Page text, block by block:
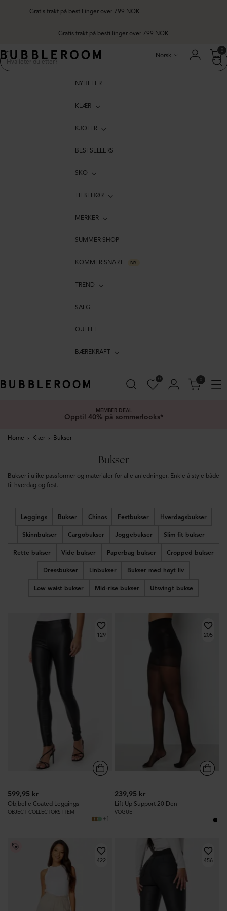
Gratis frakt på bestillinger over 799 NOK
Gratis frakt på bestillinger over 799 NOK
Norsk
0
NYHETER
KLÆR
KJOLER
BESTSELLERS
SKO
TILBEHØR
MERKER
SUMMER SHOP
KOMMER SNART NY
TREND
SALG
OUTLET
BÆREKRAFT
0 0
MEMBER DEAL
Opptil 40% på sommerlooks*
Home › Klær › Bukser
Bukser
Bukser i ulike passformer og materialer for alle anledninger. Enkle å style både
til hverdag og fest.
Leggings Bukser Chinos Festbukser Hverdagsbukser
Skinnbukser Cargobukser Joggebukser Slim fit bukser
Rette bukser Vide bukser Paperbag bukser Cropped bukser
Dressbukser Linbukser Bukser med høyt liv
Low waist bukser Mid-rise bukser Utsvingt bukse
129
599,95 kr
Objbelle Coated Leggings
OBJECT COLLECTORS ITEM
+1
205
239,95 kr
Lift Up Support 20 Den
VOGUE
422 456